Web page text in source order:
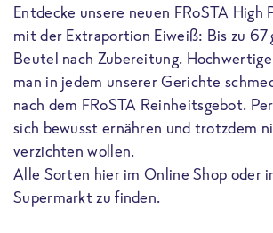
Entdecke unsere neuen FRoSTA
mit der Extraportion Eiweiß: Bis zu 67
Beutel nach Zubereitung.
man in jedem unserer Gerichte
nach dem FRoSTA Reinheitsgebot.
sich bewusst ernähren und trotzdem
verzichten wollen.
Alle Sorten hier im Online Shop oder
Supermarkt zu finden.